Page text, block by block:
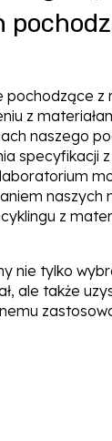
pochodzące z
z
naszego
specyfikacji
naszych
z
nie tylko
ale także